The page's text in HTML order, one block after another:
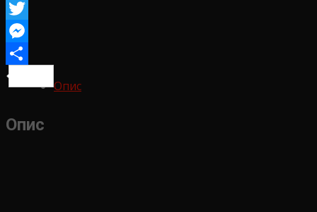
WhatsApp
Twitter
Messenger
Опис
Опис